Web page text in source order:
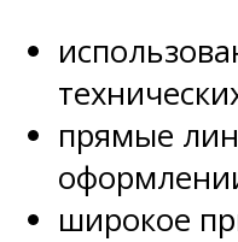
прямые
широкое